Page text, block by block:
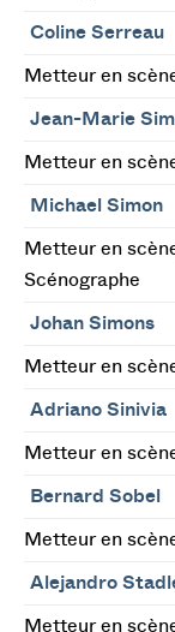
Coline Serreau
Metteur en
Jean-Marie
Metteur en
Michael Simon
Metteur en
Scénographe
Johan Simons
Metteur en
Adriano Sinivia
Metteur en
Bernard Sobel
Metteur en
Alejandro
Metteur en